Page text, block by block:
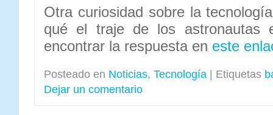
Otra curiosidad sobre la
qué el traje de los astronautas
encontrar la respuesta en este
Posteado en Noticias, Tecnología Etiquetas
Dejar un comentario